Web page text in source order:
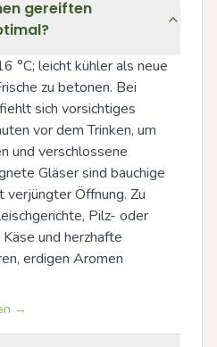
gereiften
°C; leicht kühler als neue
zu betonen. Bei
sich vorsichtiges
vor dem Trinken, um
und verschlossene
Gläser sind bauchige
Öffnung. Zu
Pilz- oder
und herzhafte
erdigen Aromen
→